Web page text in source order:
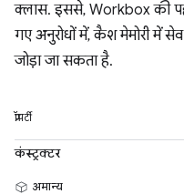
क्लास. इससे, Workbox की
गए अनुरोधों में, कैश मेमोरी में
जोड़ा जा सकता है.
प्रॉपर्टी
कंस्ट्रक्टर
अमान्य